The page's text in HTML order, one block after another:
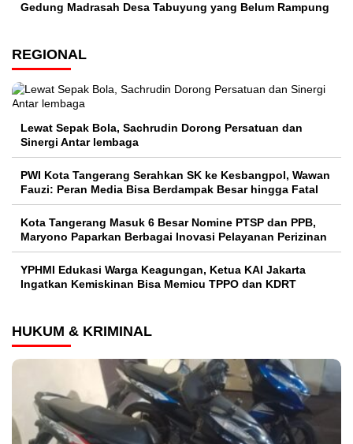
Gedung Madrasah Desa Tabuyung yang Belum Rampung
REGIONAL
Lewat Sepak Bola, Sachrudin Dorong Persatuan dan
Sinergi Antar lembaga
PWI Kota Tangerang Serahkan SK ke Kesbangpol, Wawan
Fauzi: Peran Media Bisa Berdampak Besar hingga Fatal
Kota Tangerang Masuk 6 Besar Nomine PTSP dan PPB,
Maryono Paparkan Berbagai Inovasi Pelayanan Perizinan
YPHMI Edukasi Warga Keagungan, Ketua KAI Jakarta
Ingatkan Kemiskinan Bisa Memicu TPPO dan KDRT
HUKUM & KRIMINAL